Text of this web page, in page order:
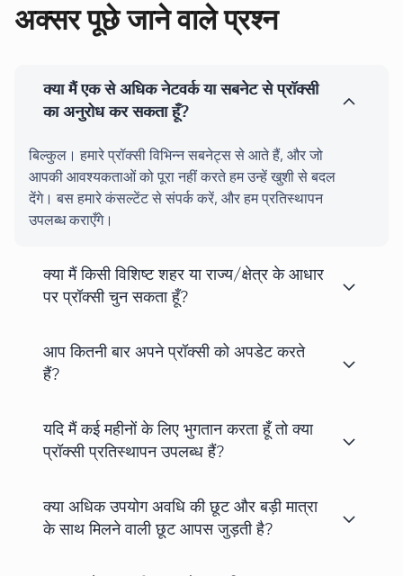
अक्सर पूछे जाने वाले प्रश्न
क्या मैं एक से अधिक नेटवर्क या सबनेट से प्रॉक्सी
का अनुरोध कर सकता हूँ?
बिल्कुल। हमारे प्रॉक्सी विभिन्न सबनेट्स से आते हैं, और जो
आपकी आवश्यकताओं को पूरा नहीं करते हम उन्हें खुशी से बदल
देंगे। बस हमारे कंसल्टेंट से संपर्क करें, और हम प्रतिस्थापन
उपलब्ध कराएँगे।
क्या मैं किसी विशिष्ट शहर या राज्य/क्षेत्र के आधार
पर प्रॉक्सी चुन सकता हूँ?
आप कितनी बार अपने प्रॉक्सी को अपडेट करते
हैं?
यदि मैं कई महीनों के लिए भुगतान करता हूँ तो क्या
प्रॉक्सी प्रतिस्थापन उपलब्ध हैं?
क्या अधिक उपयोग अवधि की छूट और बड़ी मात्रा
के साथ मिलने वाली छूट आपस जुड़ती है?